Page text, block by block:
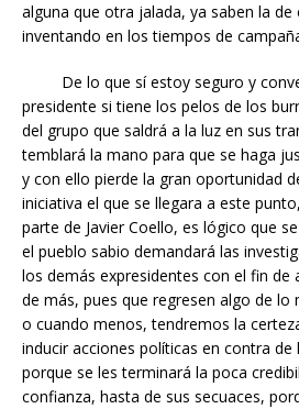
alguna que otra jalada, ya saben la de
inventando en los tiempos de
De lo que sí estoy seguro y
presidente si tiene los pelos de los
del grupo que saldrá a la luz en sus
temblará la mano para que se haga
y con ello pierde la gran oportunidad
iniciativa el que se llegara a este
parte de Javier Coello, es lógico que
el pueblo sabio demandará las
los demás expresidentes con el fin de
de más, pues que regresen algo de lo
o cuando menos, tendremos la
inducir acciones políticas en contra
porque se les terminará la poca
confianza, hasta de sus secuaces,